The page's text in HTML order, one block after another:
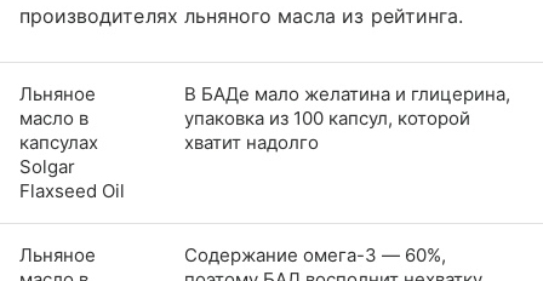
производителях льняного масла из рейтинга.
Льняное
масло в
капсулах
Solgar
Flaxseed Oil
В БАДе мало желатина и глицерина,
упаковка из 100 капсул, которой
хватит надолго
Льняное
Содержание омега-3 ― 60%,